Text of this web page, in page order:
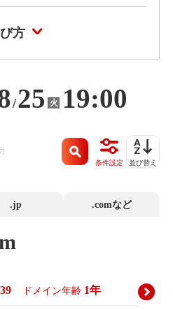
方
/25 火 19:00
条件設定 並び替え
.jp .comなど
ドメイン年齢 1年